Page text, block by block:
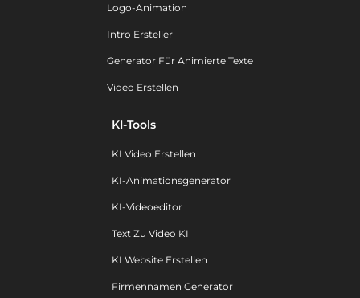
Logo-Animation
Intro Ersteller
Generator Für Animierte Texte
Video Erstellen
KI-Tools
KI Video Erstellen
KI-Animationsgenerator
KI-Videoeditor
Text Zu Video KI
KI Website Erstellen
Firmennamen Generator